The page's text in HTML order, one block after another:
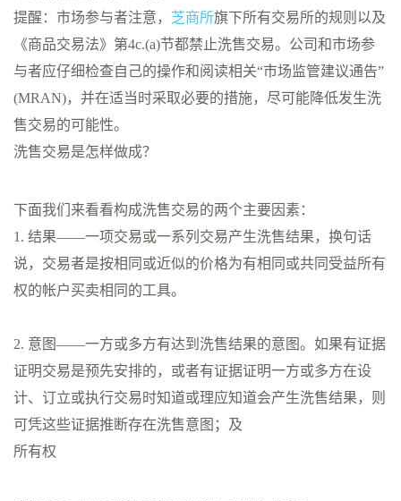
提醒：市场参与者注意， 芝商所旗下所有交易所的规则以及
《商品交易法》第4c.(a)节都禁止洗售交易。公司和市场参
与者应仔细检查自己的操作和阅读相关“市场监管建议通告”
(MRAN)，并在适当时采取必要的措施，尽可能降低发生洗
售交易的可能性。
洗售交易是怎样做成？
下面我们来看看构成洗售交易的两个主要因素：
1. 结果——一项交易或一系列交易产生洗售结果，换句话
说，交易者是按相同或近似的价格为有相同或共同受益所有
权的帐户买卖相同的工具。
2. 意图——一方或多方有达到洗售结果的意图。如果有证据
证明交易是预先安排的，或者有证据证明一方或多方在设
计、订立或执行交易时知道或理应知道会产生洗售结果，则
可凭这些证据推断存在洗售意图；及
所有权